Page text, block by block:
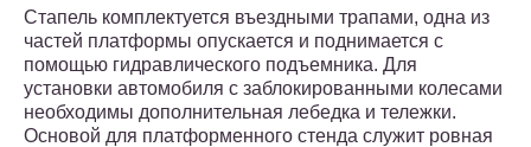
Стапель комплектуется въездными трапами, одна из
частей платформы опускается и поднимается с
помощью гидравлического подъемника. Для
установки автомобиля с заблокированными колесами
необходимы дополнительная лебедка и тележки.
Основой для платформенного стенда служит ровная